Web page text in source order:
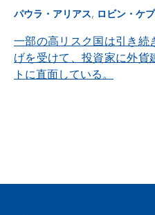
パウラ・アリアス, ロビン・ケ
一部の高リスク国は引き
げを受けて、投資家に外
トに直面している。